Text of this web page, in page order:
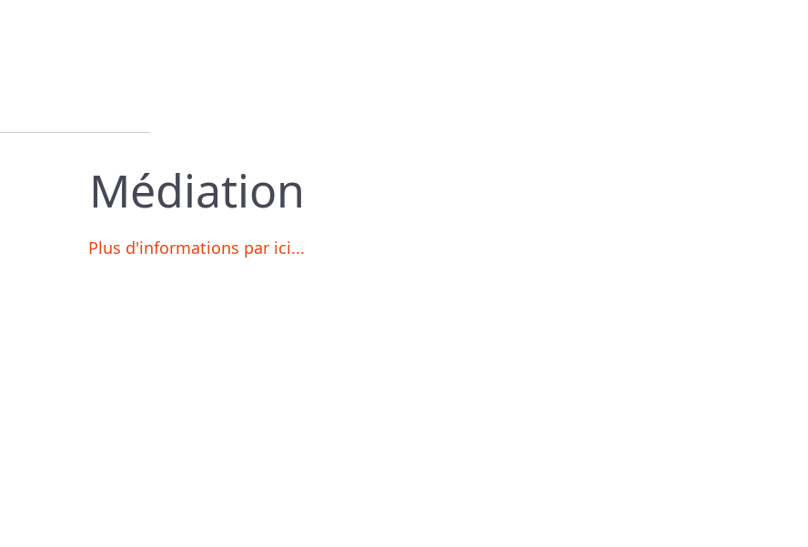
Médiation
Plus d'informations par ici...